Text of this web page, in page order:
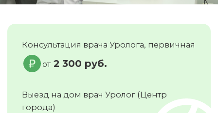
Консультация врача Уролога, первичная
от2 300 руб.
Выезд на дом врач Уролог (Центр
города)